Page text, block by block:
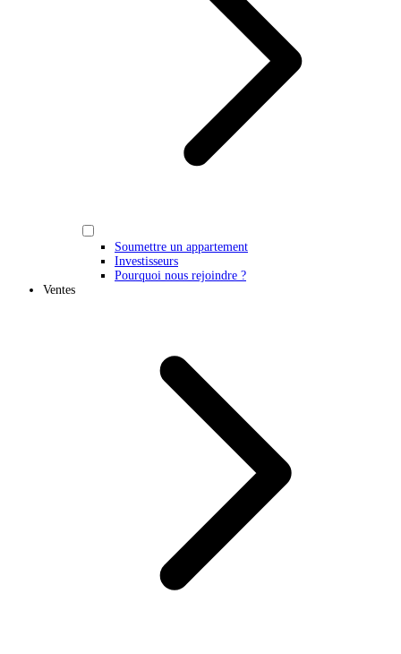
Soumettre un appartement
Investisseurs
Pourquoi nous rejoindre ?
Ventes